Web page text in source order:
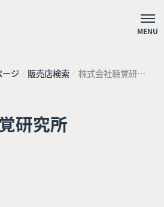
MENU
ージ 販売店検索 株式会社聴覚研究
所
研究所